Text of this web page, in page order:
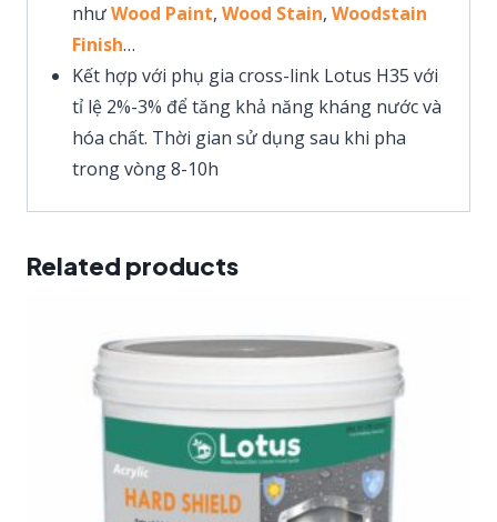
nhưWood Paint, Wood Stain, Woodstain
Finish…
Kết hợp với phụ gia cross-link Lotus H35 với
tỉ lệ 2%-3% để tăng khả năng kháng nước và
hóa chất. Thời gian sử dụng sau khi pha
trong vòng 8-10h
Related products